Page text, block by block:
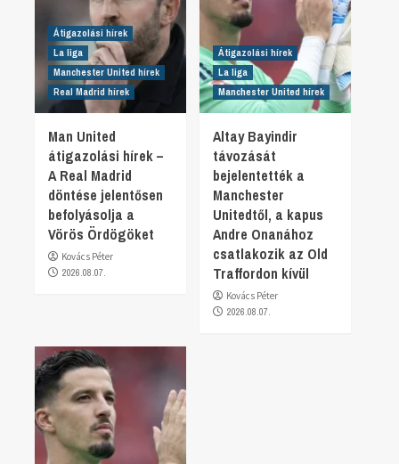
Átigazolási hírek
La liga
Manchester United hírek
Real Madrid hírek
Man United
átigazolási hírek –
A Real Madrid
döntése jelentősen
befolyásolja a
Vörös Ördögöket
Kovács Péter
2026.08.07.
Átigazolási hírek
La liga
Manchester United hírek
Altay Bayindir
távozását
bejelentették a
Manchester
Unitedtől, a kapus
Andre Onanához
csatlakozik az Old
Traffordon kívül
Kovács Péter
2026.08.07.